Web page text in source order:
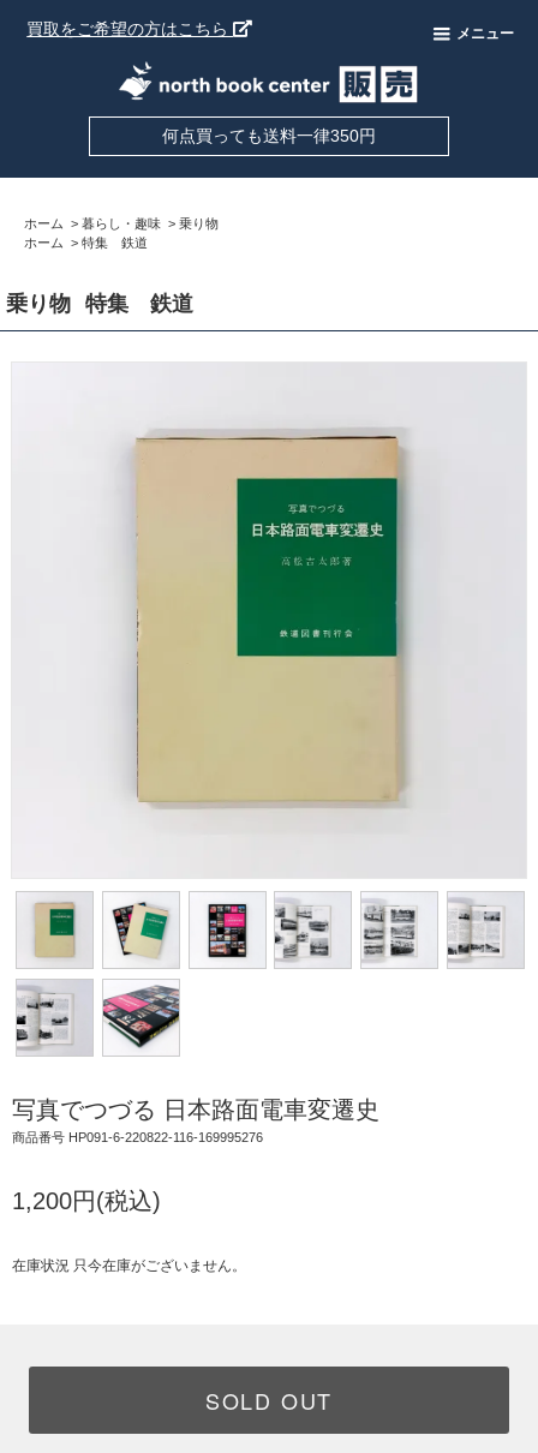
買取をご希望の方はこちら メニュー
何点買っても送料一律350円
ホーム > 暮らし・趣味 > 乗り物
ホーム > 特集 鉄道
乗り物 特集 鉄道
写真でつづる 日本路面電車変遷史
商品番号 HP091-6-220822-116-169995276
1,200円(税込)
在庫状況 只今在庫がございません。
SOLD OUT